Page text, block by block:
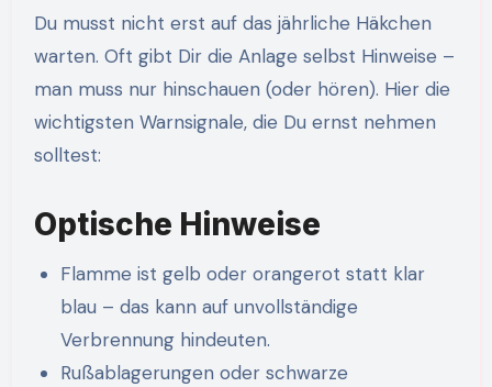
Du musst nicht erst auf das jährliche Häkchen
warten. Oft gibt Dir die Anlage selbst Hinweise –
man muss nur hinschauen (oder hören). Hier die
wichtigsten Warnsignale, die Du ernst nehmen
solltest:
Optische Hinweise
Flamme ist gelb oder orangerot statt klar
blau – das kann auf unvollständige
Verbrennung hindeuten.
Rußablagerungen oder schwarze